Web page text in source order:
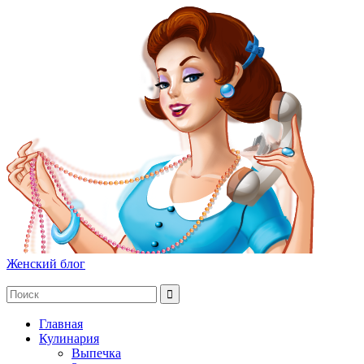
Женский блог
Главная
Кулинария
Выпечка